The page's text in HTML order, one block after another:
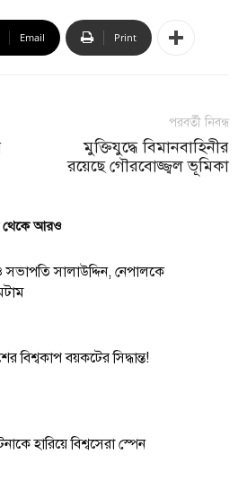
Email Print
পরবর্তী নিবন্ধ
মুক্তিযুদ্ধে বিমানবাহিনীর
রয়েছে গৌরবোজ্জ্বল ভূমিকা
থেকে আরও
সালাউদ্দিন, নেপালকে
বিশ্বকাপ বয়কটের সিদ্ধান্ত!
হারিয়ে বিশ্বসেরা স্পেন